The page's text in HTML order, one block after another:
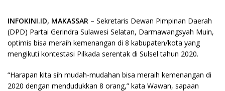
INFOKINI.ID, MAKASSAR – Sekretaris Dewan Pimpinan Daerah
(DPD) Partai Gerindra Sulawesi Selatan, Darmawangsyah Muin,
optimis bisa meraih kemenangan di 8 kabupaten/kota yang
mengikuti kontestasi Pilkada serentak di Sulsel tahun 2020.
“Harapan kita sih mudah-mudahan bisa meraih kemenangan di
2020 dengan mendudukkan 8 orang,” kata Wawan, sapaan